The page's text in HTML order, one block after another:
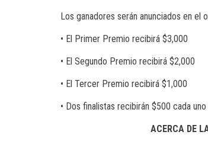
Los ganadores serán anunciados en
• El Primer Premio recibirá $3,000
• El Segundo Premio recibirá $2,000
• El Tercer Premio recibirá $1,000
• Dos finalistas recibirán $500 cada uno
ACERCA DE LA